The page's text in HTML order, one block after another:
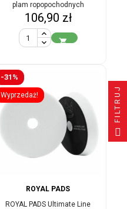
plam ropopochodnych
Cena
106,90 zł

-31%
Wyprzedaż!
ROYAL PADS
ROYAL PADS Ultimate Line
FILTRUJ